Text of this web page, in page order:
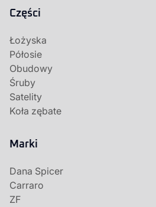
Części
Łożyska
Półosie
Obudowy
Śruby
Satelity
Koła zębate
Marki
Dana Spicer
Carraro
ZF